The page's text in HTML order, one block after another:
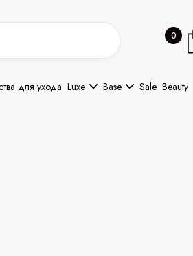
0
для ухода Luxe Base Sale Beauty